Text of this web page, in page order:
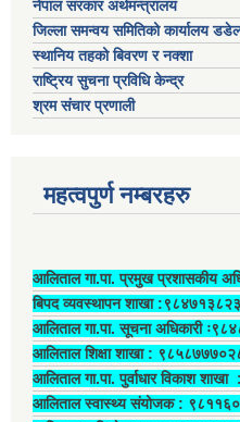
नेपाल सरकार अर्थमन्त्रालय
जिल्ला समन्वय समितिको कार्यालय
स्थानिय तहको बिवरण र नक्शा
राष्ट्रिय सुचना प्रविधि केन्द्र
श्रम संचार प्रणाली
महत्वपुर्ण नम्बरहरु
आलिताल गा.पा. प्रमुख प्रशासकीय
बिपद व्यवस्थापन शाखा
आलिताल गा.पा. सूचना अधिकारी
आलिताल शिक्षा शाखा :
आलिताल गा.पा. पुर्वाधार विकाश
आलिताल स्वास्थ्य संयोजक ‍: